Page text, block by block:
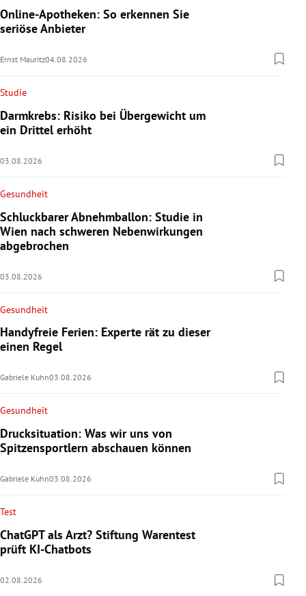
Online-Apotheken: So erkennen Sie
seriöse Anbieter
Ernst Mauritz04.08.2026
Studie
Darmkrebs: Risiko bei Übergewicht um
ein Drittel erhöht
03.08.2026
Gesundheit
Schluckbarer Abnehmballon: Studie in
Wien nach schweren Nebenwirkungen
abgebrochen
03.08.2026
Gesundheit
Handyfreie Ferien: Experte rät zu dieser
einen Regel
Gabriele Kuhn03.08.2026
Gesundheit
Drucksituation: Was wir uns von
Spitzensportlern abschauen können
Gabriele Kuhn03.08.2026
Test
ChatGPT als Arzt? Stiftung Warentest
prüft KI-Chatbots
02.08.2026